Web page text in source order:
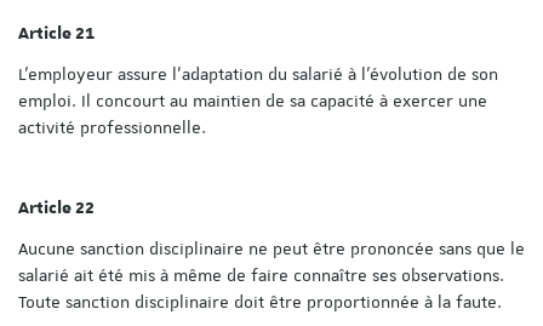
Article 21
L'employeur assure l'adaptation du salarié à l'évolution de son
emploi. Il concourt au maintien de sa capacité à exercer une
activité professionnelle.
Article 22
Aucune sanction disciplinaire ne peut être prononcée sans que le
salarié ait été mis à même de faire connaître ses observations.
Toute sanction disciplinaire doit être proportionnée à la faute.